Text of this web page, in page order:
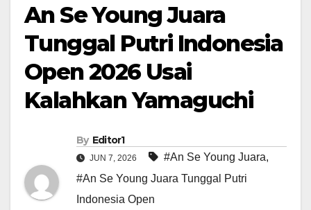
An Se Young Juara
Tunggal Putri Indonesia
Open 2026 Usai
Kalahkan Yamaguchi
By Editor1
JUN 7, 2026 #An Se Young Juara,
#An Se Young Juara Tunggal Putri
Indonesia Open